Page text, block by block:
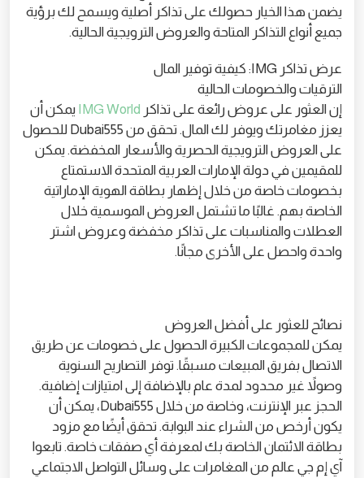
يضمن هذا الخيار حصولك على تذاكر أصلية ويسمح لك برؤية
جميع أنواع التذاكر المتاحة والعروض الترويجية الحالية.
عرض تذاكر IMG: كيفية توفير المال
الترقيات والخصومات الحالية
إن العثور على عروض رائعة على تذاكر IMG World يمكن أن
يعزز مغامرتك ويوفر لك المال. تحقق من Dubai555 للحصول
على العروض الترويجية الحصرية والأسعار المخفضة. يمكن
للمقيمين في دولة الإمارات العربية المتحدة الاستمتاع
بخصومات خاصة من خلال إظهار بطاقة الهوية الإماراتية
الخاصة بهم. غالبًا ما تشتمل العروض الموسمية خلال
العطلات والمناسبات على تذاكر مخفضة وعروض اشتر
واحدة واحصل على الأخرى مجانًا.
نصائح للعثور على أفضل العروض
يمكن للمجموعات الكبيرة الحصول على خصومات عن طريق
الاتصال بفريق المبيعات مسبقًا. توفر التصاريح السنوية
وصولاً غير محدود لمدة عام بالإضافة إلى امتيازات إضافية.
الحجز عبر الإنترنت، وخاصة من خلال Dubai555، يمكن أن
يكون أرخص من الشراء عند البوابة. تحقق أيضًا مع مزود
بطاقة الائتمان الخاصة بك لمعرفة أي صفقات خاصة. تابعوا
آي إم جي عالم من المغامرات على وسائل التواصل الاجتماعي